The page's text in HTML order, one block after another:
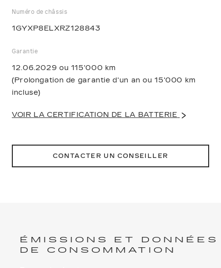
Numéro de châssis
1GYXP8ELXRZ128843
Garantie
12.06.2029 ou 115'000 km
(Prolongation de garantie d'un an ou 15'000 km
incluse)
VOIR LA CERTIFICATION DE LA BATTERIE
CONTACTER UN CONSEILLER
ÉMISSIONS ET DONNÉES
DE CONSOMMATION